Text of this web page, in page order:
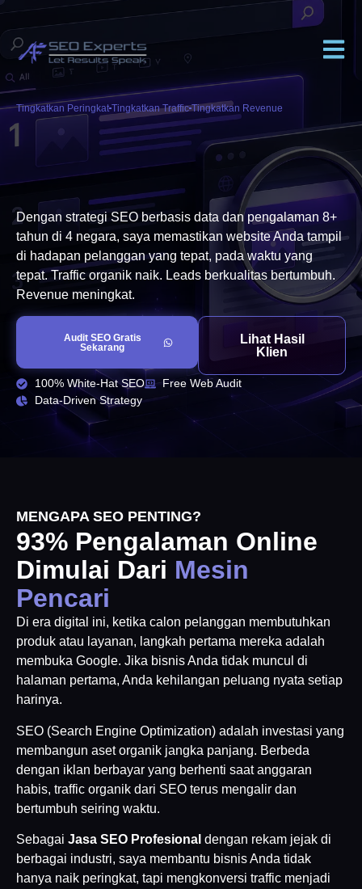
Tingkatkan Peringkat Tingkatkan Traffic Tingkatkan Revenue
Dengan strategi SEO berbasis data dan pengalaman 8+
tahun di 4 negara, saya memastikan website Anda tampil
di hadapan pelanggan yang tepat, pada waktu yang
tepat. Traffic organik naik. Leads berkualitas bertumbuh.
Revenue meningkat.
Audit SEO Gratis
Sekarang
Lihat Hasil
Klien
100% White-Hat SEO
Free Web Audit
Data-Driven Strategy
MENGAPA SEO PENTING?
93% Pengalaman Online
Dimulai Dari Mesin
Pencari
Di era digital ini, ketika calon pelanggan membutuhkan
produk atau layanan, langkah pertama mereka adalah
membuka Google. Jika bisnis Anda tidak muncul di
halaman pertama, Anda kehilangan peluang nyata setiap
harinya.
SEO (Search Engine Optimization) adalah investasi yang
membangun aset organik jangka panjang. Berbeda
dengan iklan berbayar yang berhenti saat anggaran
habis, traffic organik dari SEO terus mengalir dan
bertumbuh seiring waktu.
Sebagai Jasa SEO Profesional dengan rekam jejak di
berbagai industri, saya membantu bisnis Anda tidak
hanya naik peringkat, tapi mengkonversi traffic menjadi